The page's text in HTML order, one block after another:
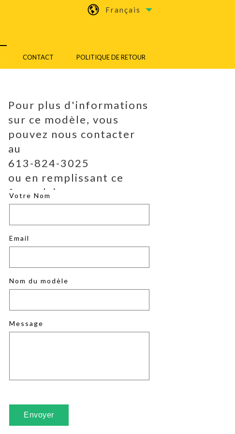
Français
CONTACT POLITIQUE DE RETOUR
Pour plus d'informations
sur ce modèle, vous
pouvez nous contacter
au
613-824-3025
ou en remplissant ce
formulaire.
Votre Nom
Email
Nom du modèle
Message